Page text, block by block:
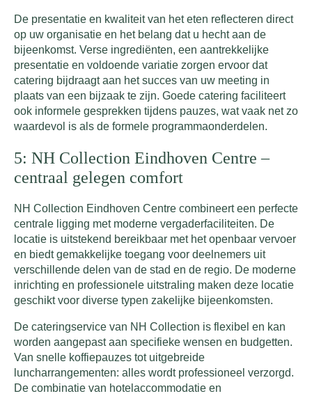
De presentatie en kwaliteit van het eten reflecteren direct
op uw organisatie en het belang dat u hecht aan de
bijeenkomst. Verse ingrediënten, een aantrekkelijke
presentatie en voldoende variatie zorgen ervoor dat
catering bijdraagt aan het succes van uw meeting in
plaats van een bijzaak te zijn. Goede catering faciliteert
ook informele gesprekken tijdens pauzes, wat vaak net zo
waardevol is als de formele programmaonderdelen.
5: NH Collection Eindhoven Centre –
centraal gelegen comfort
NH Collection Eindhoven Centre combineert een perfecte
centrale ligging met moderne vergaderfaciliteiten. De
locatie is uitstekend bereikbaar met het openbaar vervoer
en biedt gemakkelijke toegang voor deelnemers uit
verschillende delen van de stad en de regio. De moderne
inrichting en professionele uitstraling maken deze locatie
geschikt voor diverse typen zakelijke bijeenkomsten.
De cateringservice van NH Collection is flexibel en kan
worden aangepast aan specifieke wensen en budgetten.
Van snelle koffiepauzes tot uitgebreide
luncharrangementen: alles wordt professioneel verzorgd.
De combinatie van hotelaccommodatie en